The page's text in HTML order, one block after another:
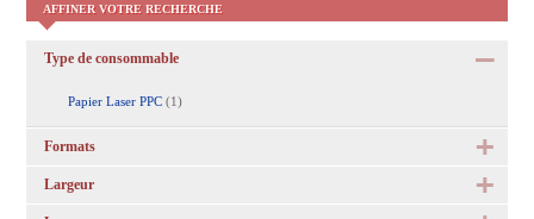
AFFINER VOTRE RECHERCHE
Type de consommable
Papier Laser PPC (1)
Formats
Largeur